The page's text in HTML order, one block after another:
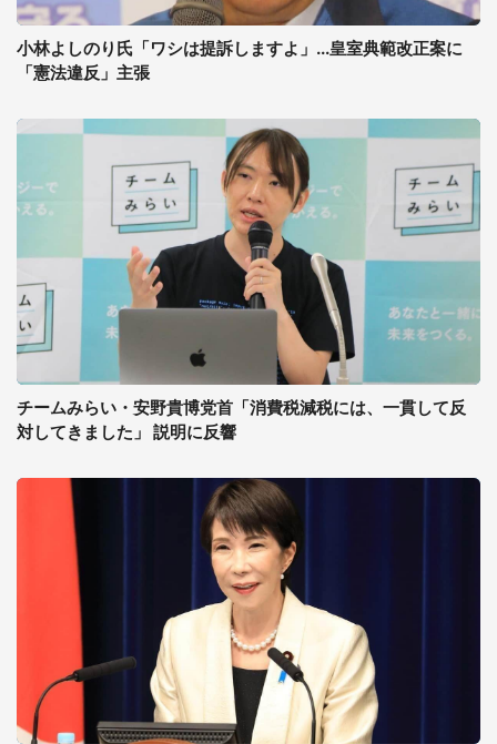
小林よしのり氏「ワシは提訴しますよ」...皇室典範改正案に
「憲法違反」主張
チームみらい・安野貴博党首「消費税減税には、一貫して反
対してきました」 説明に反響